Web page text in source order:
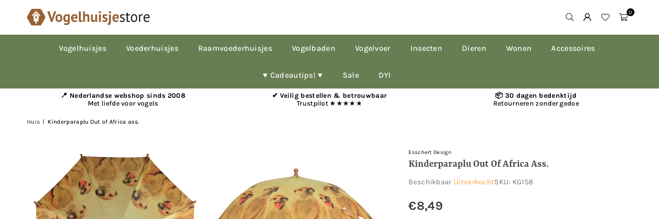
0
Vogelhuisjes Voederhuisjes Raamvoederhuisjes Vogelbaden Vogelvoer Insecten Dieren Wonen Accessoires
♥︎ Cadeautips! ♥︎ Sale DYI
📍 Nederlandse webshop sinds 2008
Met liefde voor vogels
✔ Veilig bestellen & betrouwbaar
Trustpilot ★★★★★
📦 30 dagen bedenktijd
Retourneren zonder gedoe
Huis Kinderparaplu Out of Africa ass.
Esschert Design
Kinderparaplu Out Of Africa Ass.
Beschikbaar UitverkochtSKU: KG158
Normale
€8,49